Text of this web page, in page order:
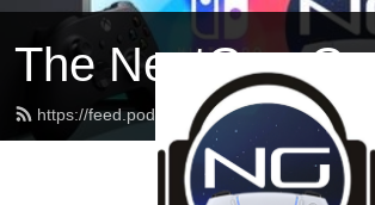
The NextGen
https://feed.podbean.com/leeorv/feed.xml